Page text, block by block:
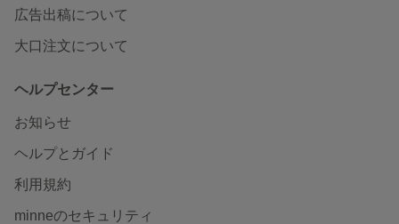
広告出稿について
大口注文について
ヘルプセンター
お知らせ
ヘルプとガイド
利用規約
minneのセキュリティ